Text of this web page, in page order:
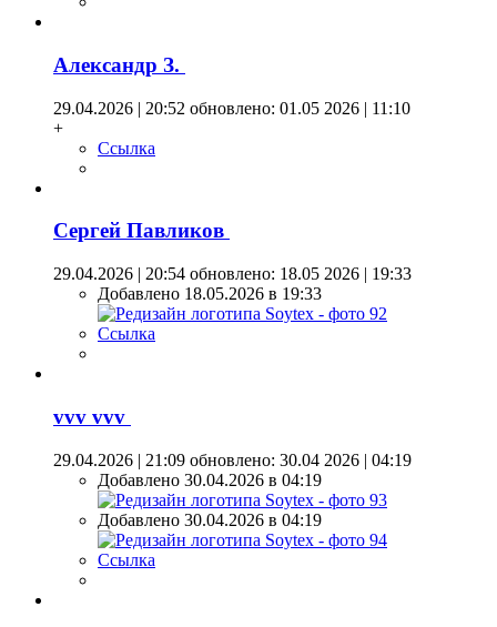
Александр З.
29.04.2026 | 20:52 обновлено: 01.05 2026 | 11:10
+
Ссылка
Сергей Павликов
29.04.2026 | 20:54 обновлено: 18.05 2026 | 19:33
Добавлено 18.05.2026 в 19:33
Ссылка
vvv vvv
29.04.2026 | 21:09 обновлено: 30.04 2026 | 04:19
Добавлено 30.04.2026 в 04:19
Добавлено 30.04.2026 в 04:19
Ссылка